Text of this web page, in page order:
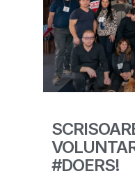
#DOERS!